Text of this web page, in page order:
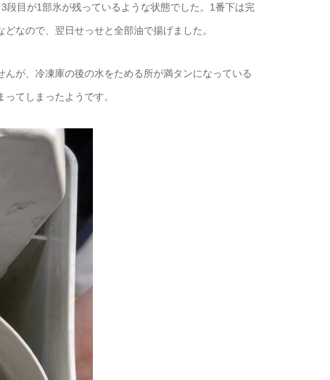
目が1部氷が残っているような状態でした。1番下は完
なので、翌日せっせと全部油で揚げました。
が、冷凍庫の後の水をためる所が満タンになっている
てしまったようです。